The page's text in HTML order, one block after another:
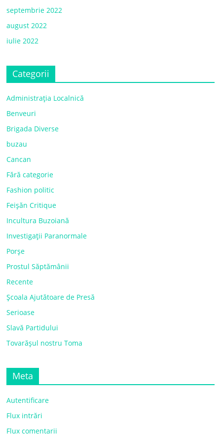
septembrie 2022
august 2022
iulie 2022
Categorii
Administrația Localnică
Benveuri
Brigada Diverse
buzau
Cancan
Fără categorie
Fashion politic
Feișăn Critique
Incultura Buzoiană
Investigații Paranormale
Porșe
Prostul Săptămânii
Recente
Școala Ajutătoare de Presă
Serioase
Slavă Partidului
Tovarășul nostru Toma
Meta
Autentificare
Flux intrări
Flux comentarii